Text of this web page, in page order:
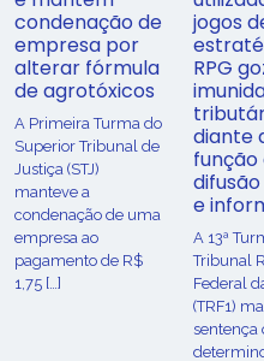
condenação de
empresa por
alterar fórmula
de agrotóxicos
​A Primeira Turma do
Superior Tribunal de
Justiça (STJ)
manteve a
condenação de uma
empresa ao
pagamento de R$
1,75 […]
jogos
RPG
diante
função
e
A 13ª
Tribunal
Federal
(TRF1)
sentença